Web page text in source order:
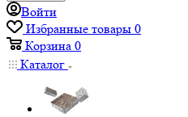
Войти
Избранные товары 0
Корзина 0
Каталог